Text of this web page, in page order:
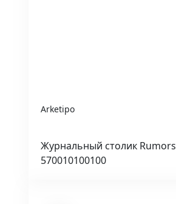
Arketipo
Журнальный столик Rumors
570010100100